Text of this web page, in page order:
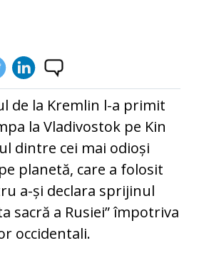
de la Kremlin l-a primit
la Vladivostok pe Kin
dintre cei mai odioși
planetă, care a folosit
a-și declara sprijinul
sacră a Rusiei” împotriva
occidentali.